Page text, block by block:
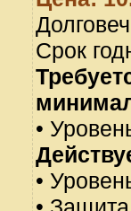
Срок
•
•